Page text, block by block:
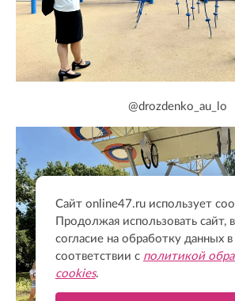
@drozdenko_au_lo
Сайт online47.ru использует
Продолжая использовать сайт,
согласие на обработку данных в
соответствии с политикой
cookies.